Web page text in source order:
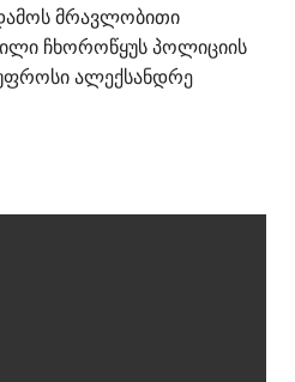
მრავლობითი
ჩხოროწყუს პოლიციის
ალექსანდრე